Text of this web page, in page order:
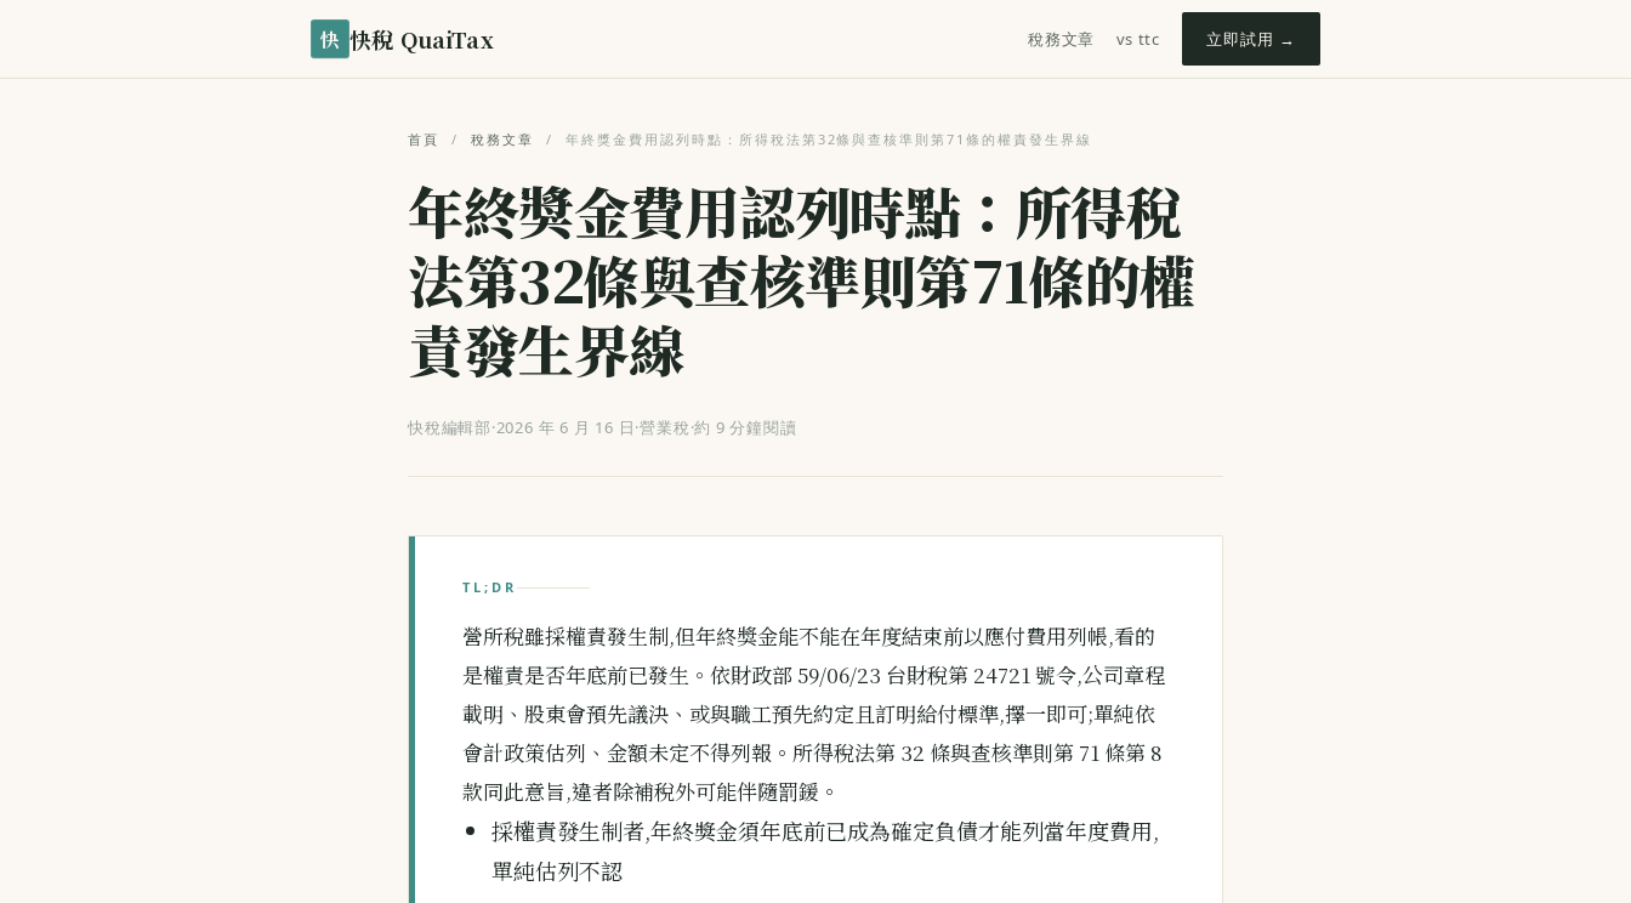
快 快稅 QuaiTax 稅務文章 vs ttc 立即試用 →
首頁 / 稅務文章 / 年終獎金費用認列時點：所得稅法第32條與查核準則第71條的權責發生界線
年終獎金費用認列時點：所得稅
法第32條與查核準則第71條的權
責發生界線
快稅編輯部·2026 年 6 月 16 日·營業稅·約 9 分鐘閱讀
TL;DR
營所稅雖採權責發生制,但年終獎金能不能在年度結束前以應付費用列帳,看的
是權責是否年底前已發生。依財政部 59/06/23 台財稅第 24721 號令,公司章程
載明、股東會預先議決、或與職工預先約定且訂明給付標準,擇一即可;單純依
會計政策估列、金額未定不得列報。所得稅法第 32 條與查核準則第 71 條第 8
款同此意旨,違者除補稅外可能伴隨罰鍰。
採權責發生制者,年終獎金須年底前已成為確定負債才能列當年度費用,
單純估列不認